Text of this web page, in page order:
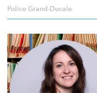
Police Grand-Ducale